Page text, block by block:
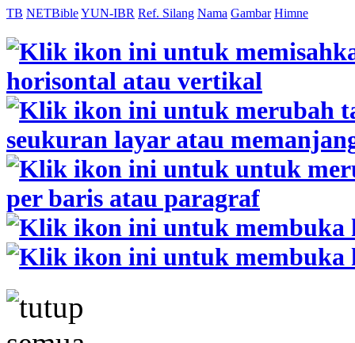
TB NETBibleYUN-IBR Ref. Silang Nama Gambar Himne